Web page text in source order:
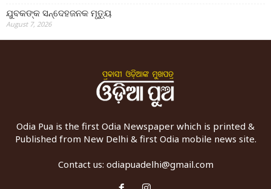
ଯୁବକଙ୍କ ସନ୍ଦେହଜନକ ମୃତ୍ୟୁ
August 7, 2026
Odia Pua is the first Odia Newspaper which is printed &
Published from New Delhi & first Odia mobile news site.
Contact us: odiapuadelhi@gmail.com